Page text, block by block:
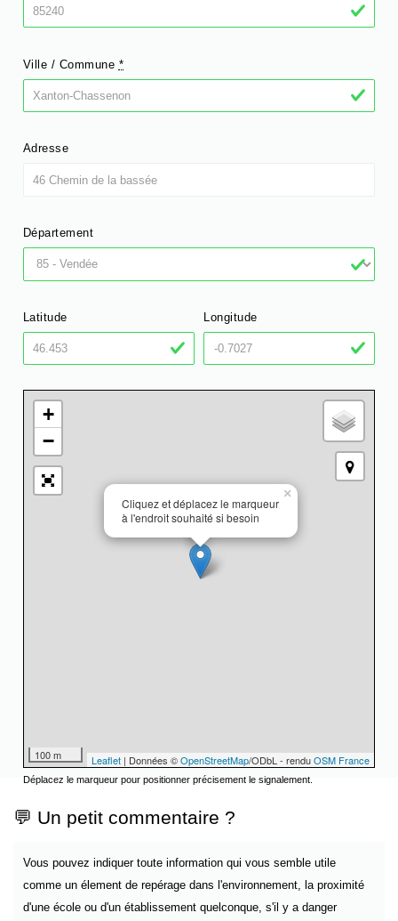
Ville / Commune *
Adresse
Département
Latitude Longitude
Cliquez et déplacez le marqueur
à l'endroit souhaité si besoin
×
+
−
100 m Leaflet | Données ©OpenStreetMap/ODbL - renduOSM France
Déplacez le marqueur pour positionner précisement le signalement.
💬 Un petit commentaire ?
Vous pouvez indiquer toute information qui vous semble utile
comme un élement de repérage dans l'environnement, la proximité
d'une école ou d'un établissement quelconque, s'il y a danger